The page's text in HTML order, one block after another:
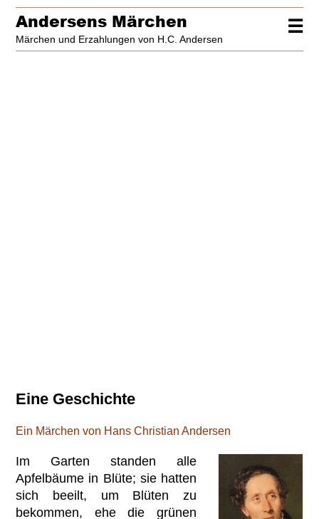
☰
Andersens Märchen
Märchen und Erzahlungen von H.C. Andersen
Eine Geschichte
Ein Märchen von Hans Christian Andersen
Im Garten standen alle
Apfelbäume in Blüte; sie hatten
sich beeilt, um Blüten zu
bekommen, ehe die grünen